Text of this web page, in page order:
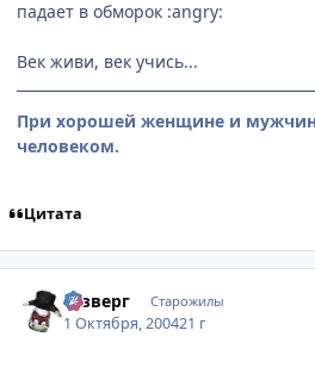
падает в обморок :angry:
Век живи, век учись...
При хорошей женщине и
человеком.
Цитата
Юзверг Старожилы
1 Октября, 200421 г